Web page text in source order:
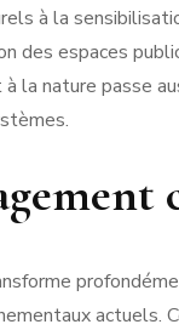
à la
des espaces
la nature passe
actuels.